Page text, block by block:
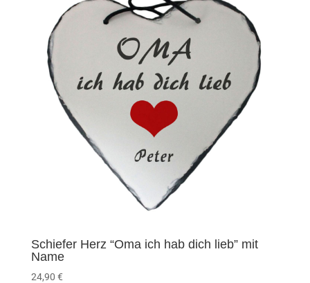
Schiefer Herz “Oma ich hab dich lieb” mit
Name
24,90 €